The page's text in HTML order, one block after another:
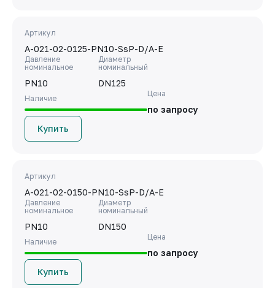
Артикул
A-021-02-0125-PN10-SsP-D/A-E
Давление
номинальное
PN10
Диаметр
номинальный
DN125
Наличие
Цена
по запросу
Купить
Артикул
A-021-02-0150-PN10-SsP-D/A-E
Давление
номинальное
PN10
Диаметр
номинальный
DN150
Наличие
Цена
по запросу
Купить